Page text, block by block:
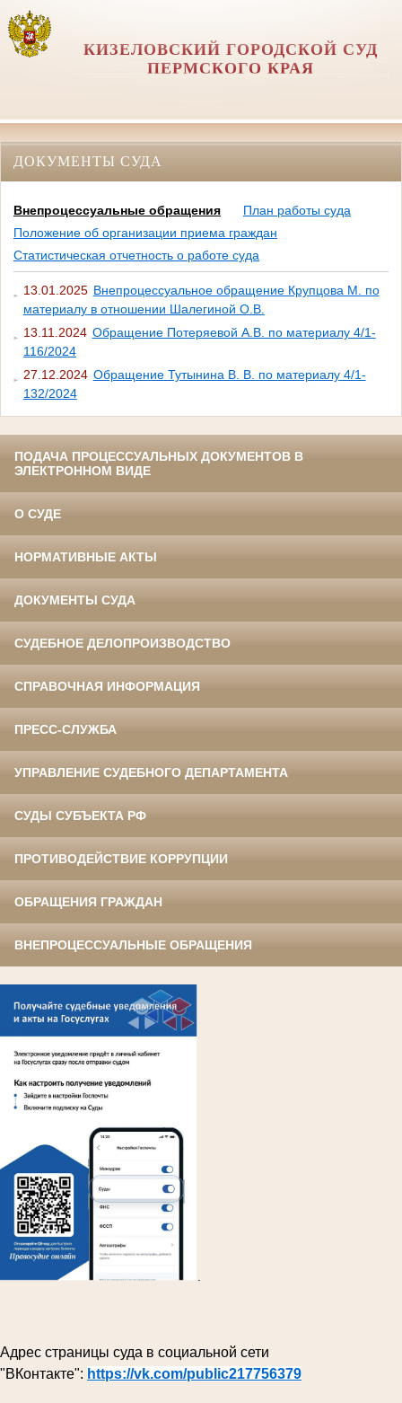
КИЗЕЛОВСКИЙ ГОРОДСКОЙ СУД
ПЕРМСКОГО КРАЯ
ДОКУМЕНТЫ СУДА
Внепроцессуальные обращения
План работы суда
Положение об организации приема граждан
Статистическая отчетность о работе суда
13.01.2025 Внепроцессуальное обращение Крупцова М. по
материалу в отношении Шалегиной О.В.
13.11.2024 Обращение Потеряевой А.В. по материалу 4/1-
116/2024
27.12.2024 Обращение Тутынина В. В. по материалу 4/1-
132/2024
ПОДАЧА ПРОЦЕССУАЛЬНЫХ ДОКУМЕНТОВ В
ЭЛЕКТРОННОМ ВИДЕ
О СУДЕ
НОРМАТИВНЫЕ АКТЫ
ДОКУМЕНТЫ СУДА
СУДЕБНОЕ ДЕЛОПРОИЗВОДСТВО
СПРАВОЧНАЯ ИНФОРМАЦИЯ
ПРЕСС-СЛУЖБА
УПРАВЛЕНИЕ СУДЕБНОГО ДЕПАРТАМЕНТА
СУДЫ СУБЪЕКТА РФ
ПРОТИВОДЕЙСТВИЕ КОРРУПЦИИ
ОБРАЩЕНИЯ ГРАЖДАН
ВНЕПРОЦЕССУАЛЬНЫЕ ОБРАЩЕНИЯ
Адрес страницы суда в социальной сети
"ВКонтакте": https://vk.com/public217756379